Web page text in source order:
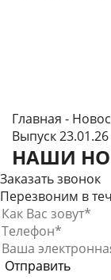
Главная -
Выпуск 23.01.26
НАШИ
Заказать звонок
Перезвоним в